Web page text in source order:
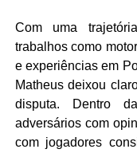
Com uma
trabalhos como
e experiências em
Matheus deixou
disputa. Dentro
adversários com
com jogadores